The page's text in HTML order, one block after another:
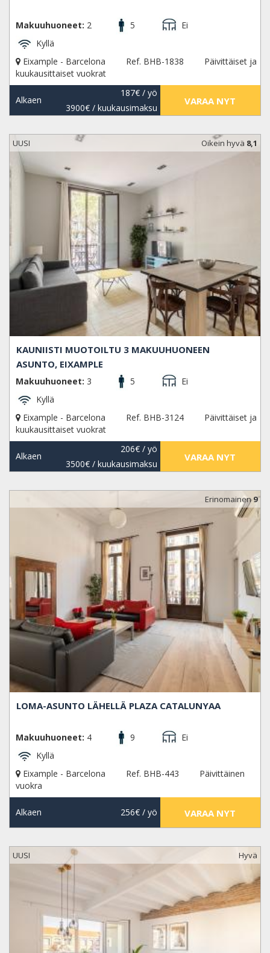
Makuuhuoneet: 2 5
Ei
Kyllä
Eixample - Barcelona
Ref. BHB-1838
Päivittäiset ja
kuukausittaiset vuokrat
Alkaen
187€/ yö
3900€/ kuukausimaksu
VARAA NYT
UUSI Oikein hyvä 8,1
KAUNIISTI MUOTOILTU 3 MAKUUHUONEEN
ASUNTO, EIXAMPLE
Makuuhuoneet: 3 5
Ei
Kyllä
Eixample - Barcelona
Ref. BHB-3124
Päivittäiset ja
kuukausittaiset vuokrat
Alkaen
206€/ yö
3500€/ kuukausimaksu
VARAA NYT
Erinomainen9
LOMA-ASUNTO LÄHELLÄ PLAZA CATALUNYAA
Makuuhuoneet: 4 9
Ei
Kyllä
Eixample - Barcelona
Ref. BHB-443
Päivittäinen
vuokra
Alkaen 256€/ yö VARAA NYT
UUSI Hyvä